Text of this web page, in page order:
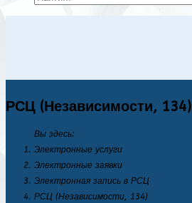
РСЦ (Независимости, 134)
Вы здесь:
Электронные услуги
Электронные заявки
Электронная запись в РСЦ
РСЦ (Независимости, 134)